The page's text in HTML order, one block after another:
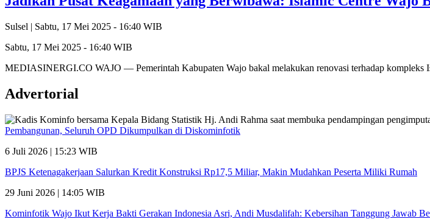
Sulsel | Sabtu, 17 Mei 2025 - 16:40 WIB
Sabtu, 17 Mei 2025 - 16:40 WIB
MEDIASINERGI.CO WAJO — Pemerintah Kabupaten Wajo bakal melakukan renovasi terhadap kompleks
Advertorial
Pembangunan, Seluruh OPD Dikumpulkan di Diskominfotik
6 Juli 2026 | 15:23 WIB
BPJS Ketenagakerjaan Salurkan Kredit Konstruksi Rp17,5 Miliar, Makin Mudahkan Peserta Miliki Rumah
29 Juni 2026 | 14:05 WIB
Kominfotik Wajo Ikut Kerja Bakti Gerakan Indonesia Asri, Andi Musdalifah: Kebersihan Tanggung Jawab